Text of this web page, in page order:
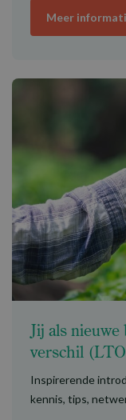
Meer
Jij als
verschil
Inspirerende
kennis, tips,